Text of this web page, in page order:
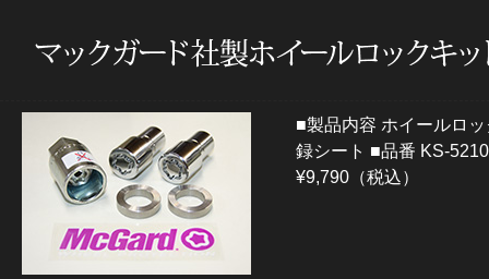
■製品内容 ホイールロ
録シート ■品番 KS-
¥9,790（税込）